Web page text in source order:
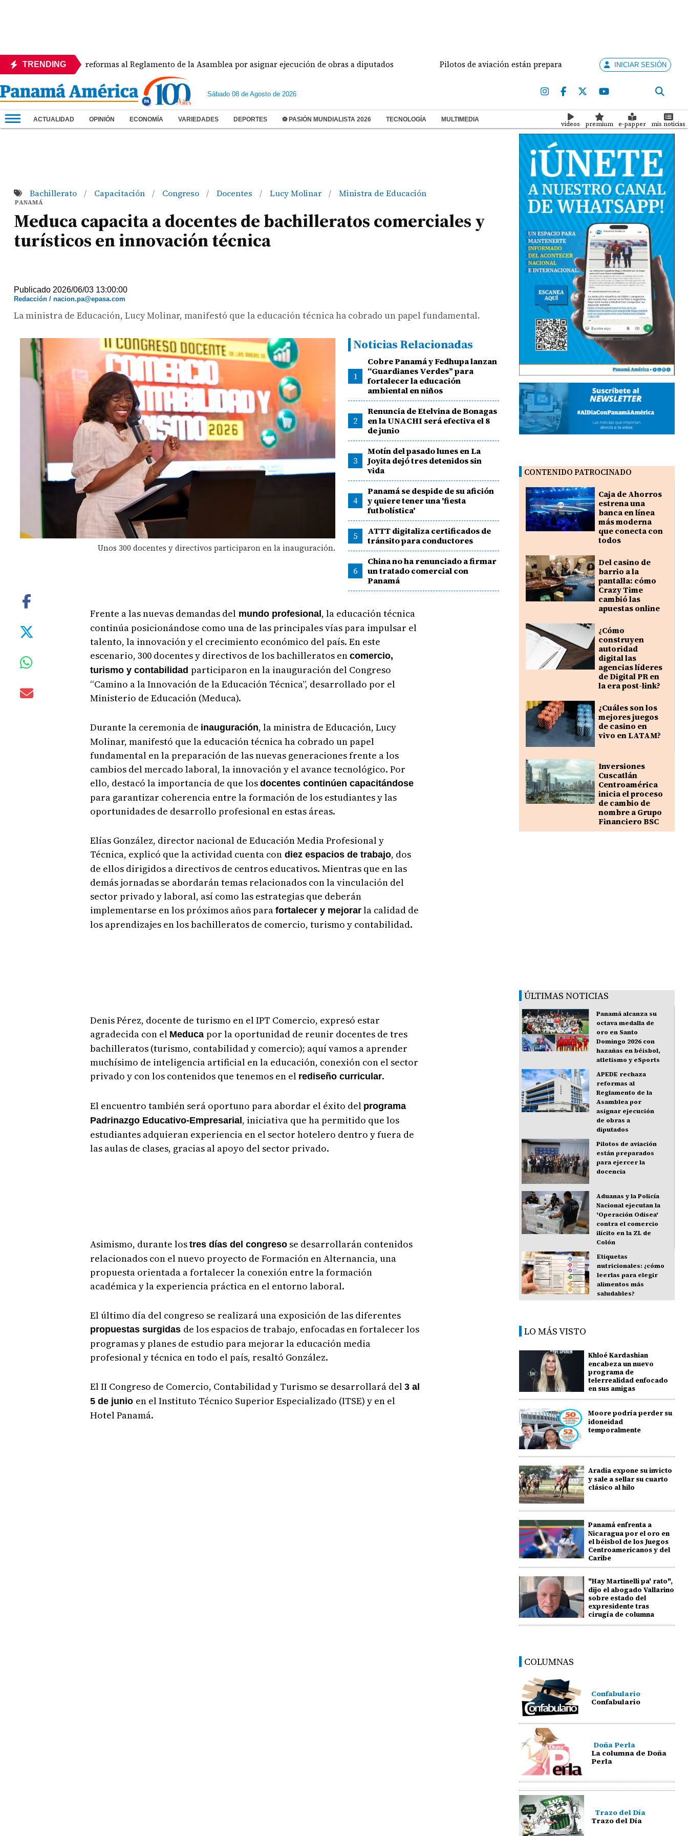
TRENDING
rechaza reformas al Reglamento de la Asamblea por asignar ejecución de obras a diputados Pilotos de aviación están preparados para ejercer la docenciaINICIAR SESIÓN
Sábado 08 de Agosto de 2026
ACTUALIDAD OPINIÓN ECONOMÍA VARIEDADES DEPORTES ⚽ PASIÓN MUNDIALISTA 2026 TECNOLOGÍA MULTIMEDIA
videos premium e-papper mis noticias
Bachillerato / Capacitación / Congreso / Docentes / Lucy Molinar / Ministra de Educación
PANAMÁ
Meduca capacita a docentes de bachilleratos comerciales y
turísticos en innovación técnica
Publicado 2026/06/03 13:00:00
Redacción / nacion.pa@epasa.com
La ministra de Educación, Lucy Molinar, manifestó que la educación técnica ha cobrado un papel fundamental.
Unos 300 docentes y directivos participaron en la inauguración.
Noticias Relacionadas
1
Cobre Panamá y Fedhupa lanzan
“Guardianes Verdes” para
fortalecer la educación
ambiental en niños
2
Renuncia de Etelvina de Bonagas
en la UNACHI será efectiva el 8
de junio
3
Motín del pasado lunes en La
Joyita dejó tres detenidos sin
vida
4
Panamá se despide de su afición
y quiere tener una 'fiesta
futbolística'
5
ATTT digitaliza certificados de
tránsito para conductores
6
China no ha renunciado a firmar
un tratado comercial con
Panamá
Frente a las nuevas demandas delmundo profesional , la educación técnica
continúa posicionándose como una de las principales vías para impulsar el
talento, la innovación y el crecimiento económico del país. En este
escenario, 300 docentes y directivos de los bachilleratos en comercio,
turismo y contabilidad participaron en la inauguración del Congreso
“Camino a la Innovación de la Educación Técnica”, desarrollado por el
Ministerio de Educación (Meduca).
Durante la ceremonia de inauguración, la ministra de Educación, Lucy
Molinar, manifestó que la educación técnica ha cobrado un papel
fundamental en la preparación de las nuevas generaciones frente a los
cambios del mercado laboral, la innovación y el avance tecnológico. Por
ello, destacó la importancia de que los docentes continúen capacitándose
para garantizar coherencia entre la formación de los estudiantes y las
oportunidades de desarrollo profesional en estas áreas.
Elías González, director nacional de Educación Media Profesional y
Técnica, explicó que la actividad cuenta condiez espacios de trabajo, dos
de ellos dirigidos a directivos de centros educativos. Mientras que en las
demás jornadas se abordarán temas relacionados con la vinculación del
sector privado y laboral, así como las estrategias que deberán
implementarse en los próximos años para fortalecer y mejorarla calidad de
los aprendizajes en los bachilleratos de comercio, turismo y contabilidad.
Denis Pérez, docente de turismo en el IPT Comercio, expresó estar
agradecida con el Meduca por la oportunidad de reunir docentes de tres
bachilleratos (turismo, contabilidad y comercio); aquí vamos a aprender
muchísimo de inteligencia artificial en la educación, conexión con el sector
privado y con los contenidos que tenemos en el rediseño curricular.
El encuentro también será oportuno para abordar el éxito del programa
Padrinazgo Educativo-Empresarial , iniciativa que ha permitido que los
estudiantes adquieran experiencia en el sector hotelero dentro y fuera de
las aulas de clases, gracias al apoyo del sector privado.
Asimismo, durante los tres días del congresose desarrollarán contenidos
relacionados con el nuevo proyecto de Formación en Alternancia, una
propuesta orientada a fortalecer la conexión entre la formación
académica y la experiencia práctica en el entorno laboral.
El último día del congreso se realizará una exposición de las diferentes
propuestas surgidas de los espacios de trabajo, enfocadas en fortalecer los
programas y planes de estudio para mejorar la educación media
profesional y técnica en todo el país, resaltó González.
El II Congreso de Comercio, Contabilidad y Turismo se desarrollará del 3 al
5 de junio en el Instituto Técnico Superior Especializado (ITSE) y en el
Hotel Panamá.
CONTENIDO PATROCINADO
Caja de Ahorros
estrena una
banca en línea
más moderna
que conecta con
todos
Del casino de
barrio a la
pantalla: cómo
Crazy Time
cambió las
apuestas online
¿Cómo
construyen
autoridad
digital las
agencias líderes
de Digital PR en
la era post-link?
¿Cuáles son los
mejores juegos
de casino en
vivo en LATAM?
Inversiones
Cuscatlán
Centroamérica
inicia el proceso
de cambio de
nombre a Grupo
Financiero BSC
ÚLTIMAS NOTICIAS
Panamá alcanza su
octava medalla de
oro en Santo
Domingo 2026 con
hazañas en béisbol,
atletismo y eSports
APEDE rechaza
reformas al
Reglamento de la
Asamblea por
asignar ejecución
de obras a
diputados
Pilotos de aviación
están preparados
para ejercer la
docencia
Aduanas y la Policía
Nacional ejecutan la
'Operación Odisea'
contra el comercio
ilícito en la ZL de
Colón
Etiquetas
nutricionales: ¿cómo
leerlas para elegir
alimentos más
saludables?
LO MÁS VISTO
Khloé Kardashian
encabeza un nuevo
programa de
telerrealidad enfocado
en sus amigas
Moore podría perder su
idoneidad
temporalmente
Aradia expone su invicto
y sale a sellar su cuarto
clásico al hilo
Panamá enfrenta a
Nicaragua por el oro en
el béisbol de los Juegos
Centroamericanos y del
Caribe
"Hay Martinelli pa' rato",
dijo el abogado Vallarino
sobre estado del
expresidente tras
cirugía de columna
COLUMNAS
Confabulario
Confabulario
Doña Perla
La columna de Doña
Perla
Trazo del Día
Trazo del Día